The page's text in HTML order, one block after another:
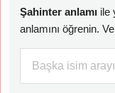
Şahinter anlamı ile
anlamını öğrenin.